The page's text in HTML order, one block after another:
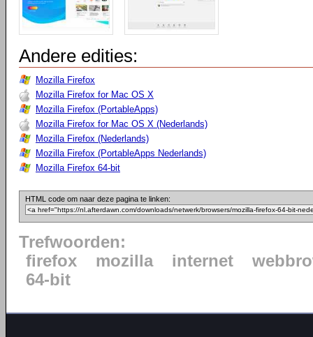
Andere edities:
Mozilla Firefox
Mozilla Firefox for Mac OS X
Mozilla Firefox (PortableApps)
Mozilla Firefox for Mac OS X (Nederlands)
Mozilla Firefox (Nederlands)
Mozilla Firefox (PortableApps Nederlands)
Mozilla Firefox 64-bit
HTML code om naar deze pagina te linken:
Trefwoorden:
firefox
mozilla internet
64-bit